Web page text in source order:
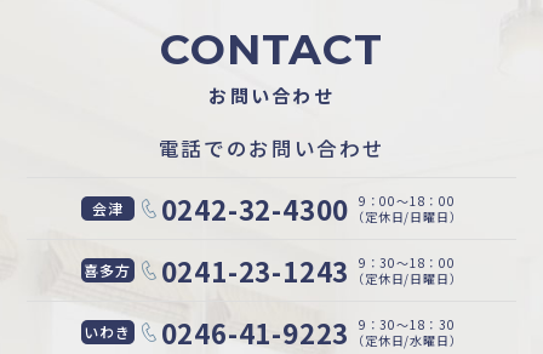
CONTACT
お問い合わせ
電話でのお問い合わせ
会津 0242-32-4300 9：00〜18：00
（定休日/日曜日）
喜多方 0241-23-1243
9：30〜18：00
（定休日/日曜日）
いわき 0246-41-9223
9：30〜18：30
（定休日/水曜日）